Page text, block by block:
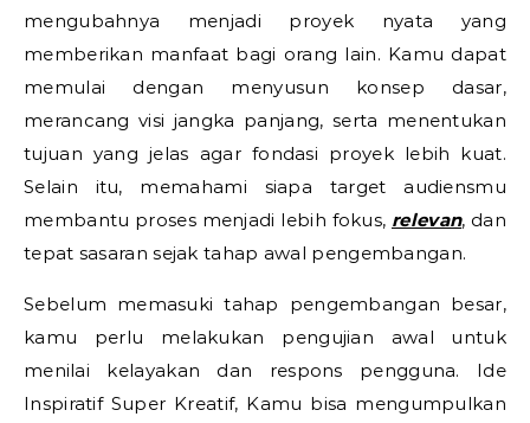
mengubahnya menjadi proyek nyata yang
memberikan manfaat bagi orang lain. Kamu dapat
memulai dengan menyusun konsep dasar,
merancang visi jangka panjang, serta menentukan
tujuan yang jelas agar fondasi proyek lebih kuat.
Selain itu, memahami siapa target audiensmu
membantu proses menjadi lebih fokus, relevan, dan
tepat sasaran sejak tahap awal pengembangan.
Sebelum memasuki tahap pengembangan besar,
kamu perlu melakukan pengujian awal untuk
menilai kelayakan dan respons pengguna. Ide
Inspiratif Super Kreatif, Kamu bisa mengumpulkan